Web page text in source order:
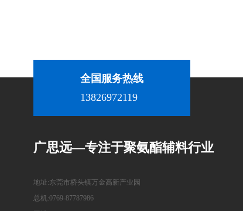
全国服务热线
13826972119
广思远—专注于聚氨酯辅料行业
地址:东莞市桥头镇万金高新产业园
总机:0769-87787986